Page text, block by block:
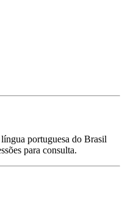
portuguesa do Brasil
para consulta.